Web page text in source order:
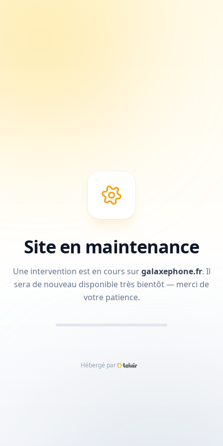
Site en maintenance
Une intervention est en cours surgalaxephone.fr. Il
sera de nouveau disponible très bientôt — merci de
votre patience.
Hébergé par